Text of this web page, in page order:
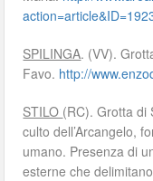
SPILINGA. (VV).
Favo. http://
STILO (RC). Grotta di
culto dell’Arcangelo,
umano. Presenza di
esterne che